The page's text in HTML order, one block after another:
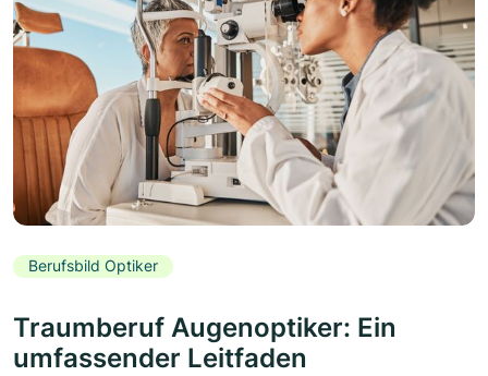
Berufsbild Optiker
Traumberuf Augenoptiker: Ein
umfassender Leitfaden